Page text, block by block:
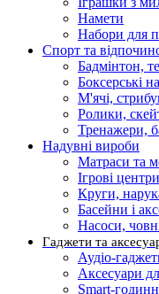
Намети
Набори для
Спорт та
Бадмінтон,
Боксерські
М'ячі,
Ролики,
Тренажери,
Надувні вироби
Матраси та
Ігрові
Круги,
Басейни і
Насоси,
Гаджети та
Аудіо-
Аксесуари
Smart-